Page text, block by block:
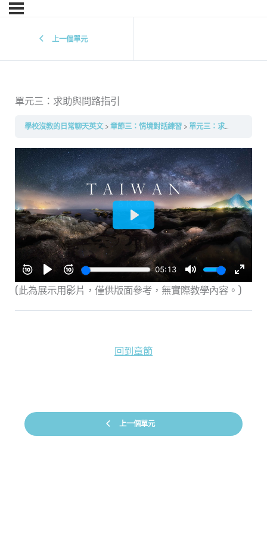
上一個單元
單元三：求助與問路指引
學校沒教的日常聊天英文 章節三：情境對話練習 單元三：求助與問路指引
(此為展示用影片，僅供版面參考，無實際教學內容。)
上一個單元
回到章節